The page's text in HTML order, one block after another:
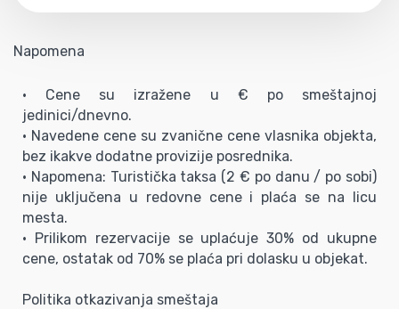
Napomena
• Cene su izražene u € po smeštajnoj
jedinici/dnevno.
• Navedene cene su zvanične cene vlasnika objekta,
bez ikakve dodatne provizije posrednika.
• Napomena: Turistička taksa (2 € po danu / po sobi)
nije uključena u redovne cene i plaća se na licu
mesta.
• Prilikom rezervacije se uplaćuje 30% od ukupne
cene, ostatak od 70% se plaća pri dolasku u objekat.
Politika otkazivanja smeštaja